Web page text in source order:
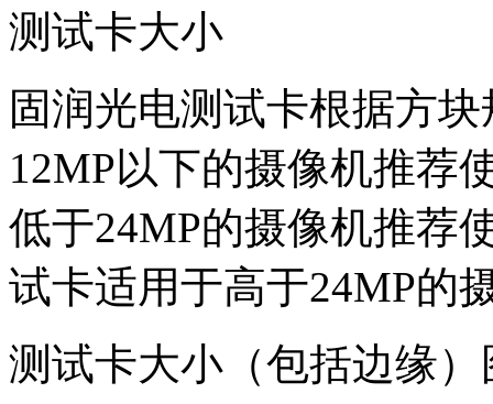
测试卡大小
固润光电测试卡根据方
12MP以下的摄像机推荐
低于24MP的摄像机推荐
试卡适用于高于24MP的
测试卡大小（包括边缘）